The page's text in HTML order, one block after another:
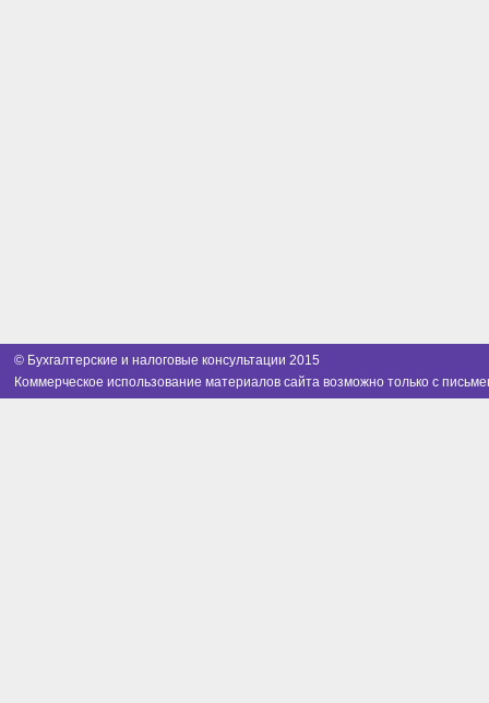
© Бухгалтерские и налоговые консультации 2015
Коммерческое использование материалов сайта возможно только с